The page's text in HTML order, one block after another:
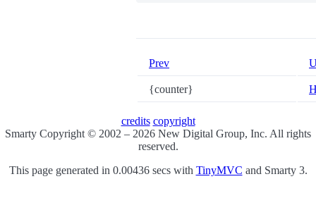
Prev
{counter}
credits copyright
Smarty Copyright © 2002 – 2026 New Digital Group, Inc. All rights
reserved.
This page generated in 0.00436 secs with TinyMVC and Smarty 3.